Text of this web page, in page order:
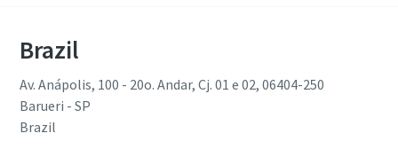
Brazil
Av. Anápolis, 100 - 20o. Andar, Cj. 01 e 02, 06404-250
Barueri - SP
Brazil